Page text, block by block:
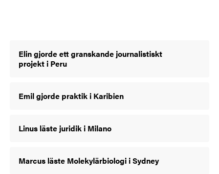
Elin gjorde ett granskande journalistiskt
projekt i Peru
Emil gjorde praktik i Karibien
Linus läste juridik i Milano
Marcus läste Molekylärbiologi i Sydney